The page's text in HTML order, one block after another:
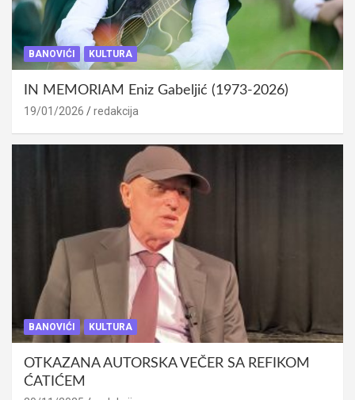
BANOVIĆI KULTURA
IN MEMORIAM Eniz Gabeljić (1973-2026)
19/01/2026 redakcija
BANOVIĆI KULTURA
OTKAZANA AUTORSKA VEČER SA REFIKOM
ĆATIĆEM